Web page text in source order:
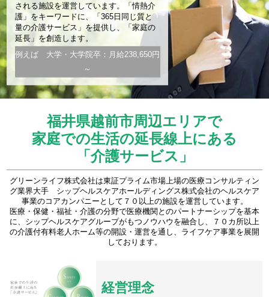
される施設を運営しています。「情熱介
護」をキーワードに、「365日同じ質と
量の介護サービス」を提供し、「家庭の
延長」を創造します。
例えば 大学・大学院卒：月給238,650円
～
福井県越前市周辺エリアで
家庭での生活の延長線上にある
「介護サービス」
グリーンライフ株式会社は東証プライム市場上場の医療コンサルティン
グ業界大手 シップヘルスケアホールディングス株式会社のヘルスケア
事業のコアカンパニーとして７０以上の施設を運営しています。
医療・保健・福祉・介護の分野で医療機関とのパートナーシップを基本
に、シップヘルスケアグループがもつノウハウを融合し、７０カ所以上
の介護付有料老人ホーム等の開設・運営を通し、ライフケア事業を展開
しております。
経営理念